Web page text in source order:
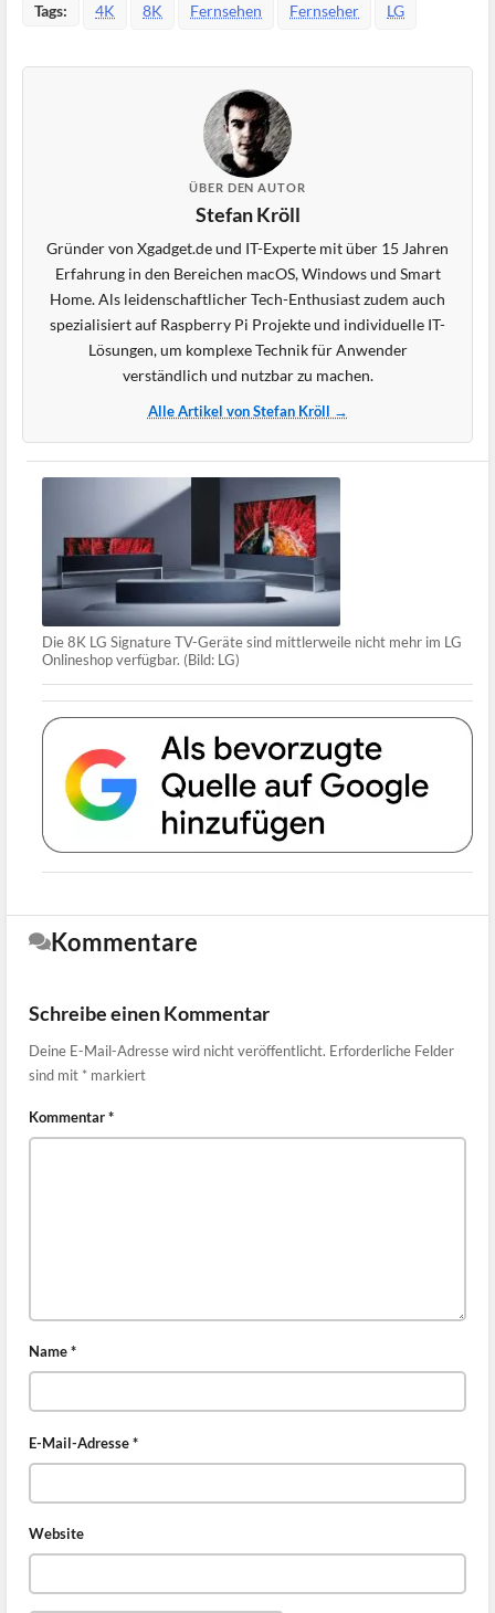
Tags: 4K 8K Fernsehen Fernseher LG
ÜBER DEN AUTOR
Stefan Kröll
Gründer von Xgadget.de und IT-Experte mit über 15 Jahren
Erfahrung in den Bereichen macOS, Windows und Smart
Home. Als leidenschaftlicher Tech-Enthusiast zudem auch
spezialisiert auf Raspberry Pi Projekte und individuelle IT-
Lösungen, um komplexe Technik für Anwender
verständlich und nutzbar zu machen.
Alle Artikel von Stefan Kröll →
Die 8K LG Signature TV-Geräte sind mittlerweile nicht mehr im LG
Onlineshop verfügbar. (Bild: LG)
Kommentare
Schreibe einen Kommentar
Deine E-Mail-Adresse wird nicht veröffentlicht. Erforderliche Felder
sind mit * markiert
Kommentar*
Name*
E-Mail-Adresse*
Website